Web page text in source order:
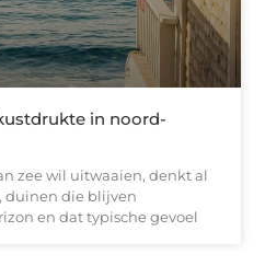
in noord-
zee wil uitwaaien, denkt al
duinen die blijven
en dat typische gevoel